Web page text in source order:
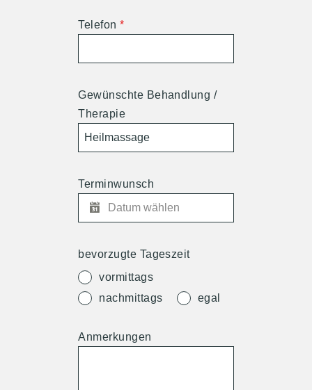
Telefon*
Gewünschte Behandlung /
Therapie
Terminwunsch
bevorzugte Tageszeit
vormittags
nachmittags
egal
Anmerkungen